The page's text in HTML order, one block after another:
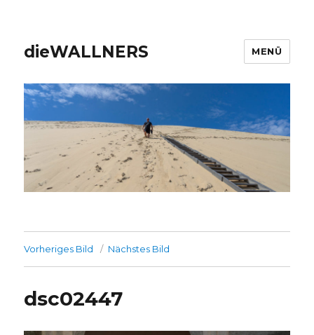
dieWALLNERS MENÜ
Vorheriges Bild Nächstes Bild
dsc02447